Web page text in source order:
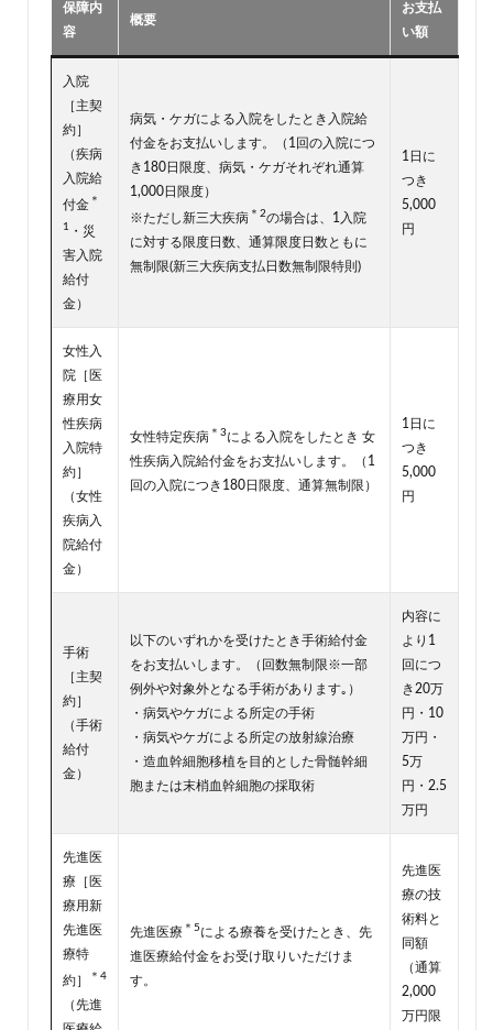
保障内
容
概要
お支払
い額
入院
［主契
約］
（疾病
入院給
付金 ＊
1 ・災
害入院
給付
金）
病気・ケガによる入院をしたとき入院給
付金をお支払いします。（1回の入院につ
き180日限度、病気・ケガそれぞれ通算
1,000日限度）
※ただし新三大疾病 ＊2の場合は、1入院
に対する限度日数、通算限度日数ともに
無制限(新三大疾病支払日数無制限特則)
1日に
つき
5,000
円
女性入
院［医
療用女
性疾病
入院特
約］
（女性
疾病入
院給付
金）
女性特定疾病 ＊3による入院をしたとき 女
性疾病入院給付金をお支払いします。（1
回の入院につき180日限度、通算無制限）
1日に
つき
5,000
円
手術
［主契
約］
（手術
給付
金）
以下のいずれかを受けたとき手術給付金
をお支払いします。（回数無制限※一部
例外や対象外となる手術があります｡）
・病気やケガによる所定の手術
・病気やケガによる所定の放射線治療
・造血幹細胞移植を目的とした骨髄幹細
胞または末梢血幹細胞の採取術
内容に
より1
回につ
き20万
円・10
万円・
5万
円・2.5
万円
先進医
療［医
療用新
先進医
療特
約］
＊4
（先進
先進医療 ＊5による療養を受けたとき、先
進医療給付金をお受け取りいただけま
す。
先進医
療の技
術料と
同額
（通算
2,000
万円限